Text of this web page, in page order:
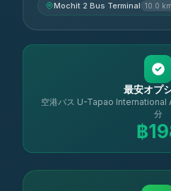
Mochit 2 Bus Terminal 10.0 km
最安オプ
空港バス U-Tapao International
分
฿